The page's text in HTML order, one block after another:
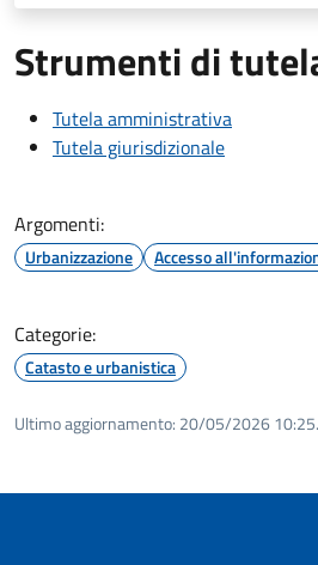
Strumenti di
Tutela amministrativa
Tutela giurisdizionale
Argomenti:
Urbanizzazione Accesso
Categorie:
Catasto e urbanistica
Ultimo aggiornamento: 20/05/2026